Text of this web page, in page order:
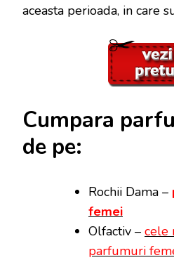
aceasta perioada, in care
Cumpara
de pe:
Rochii Dama –
femei
Olfactiv – cele
parfumuri